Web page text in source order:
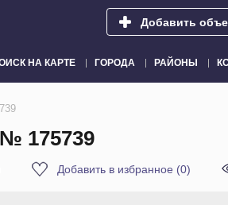
Добавить
НА КАРТЕ ГОРОДА РАЙОНЫ
175739
Добавить в избранное (0)